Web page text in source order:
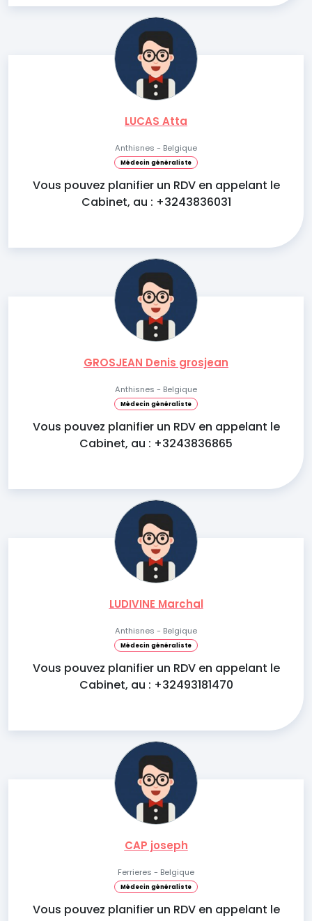
LUCAS Atta
Anthisnes - Belgique
Médecin généraliste
Vous pouvez planifier un RDV en appelant le
Cabinet, au : +3243836031
GROSJEAN Denis grosjean
Anthisnes - Belgique
Médecin généraliste
Vous pouvez planifier un RDV en appelant le
Cabinet, au : +3243836865
LUDIVINE Marchal
Anthisnes - Belgique
Médecin généraliste
Vous pouvez planifier un RDV en appelant le
Cabinet, au : +32493181470
CAP joseph
Ferrieres - Belgique
Médecin généraliste
Vous pouvez planifier un RDV en appelant le